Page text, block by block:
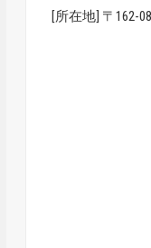
[所在地] 〒162-